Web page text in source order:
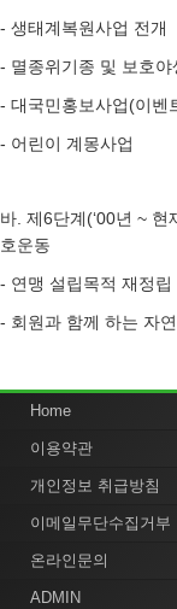
- 생태계복원사업 전개
- 멸종위기종 및 보호야
- 대국민홍보사업(이벤
- 어린이 계몽사업
바. 제6단계(‘00년 ~
호운동
- 연맹 설립목적 재정립
- 회원과 함께 하는 자
Home
이용약관
개인정보 취급방침
이메일무단수집거부
온라인문의
ADMIN